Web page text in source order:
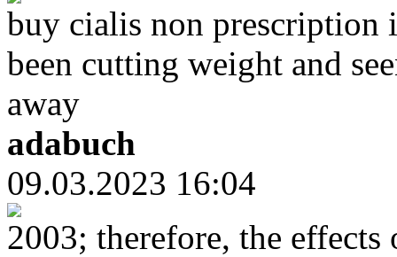
buy cialis non prescription
been cutting weight and
away
adabuch
09.03.2023 16:04
2003; therefore, the